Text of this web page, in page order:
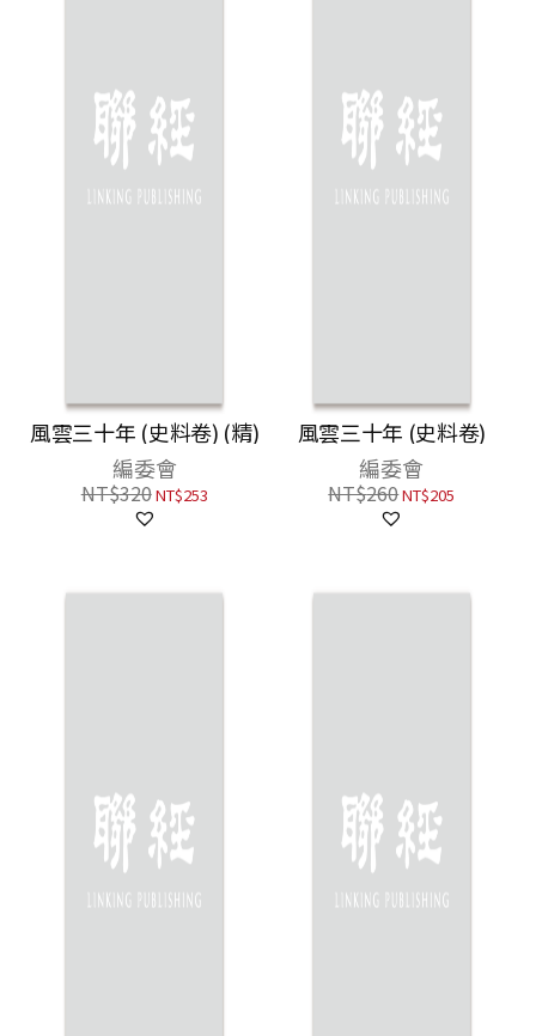
風雲三十年 (史料卷) (精)
編委會
NT$320NT$253
風雲三十年 (史料卷)
編委會
NT$260NT$205